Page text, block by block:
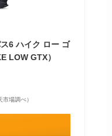
6 ハイク ロー ゴ
LOW GTX）
場調べ）